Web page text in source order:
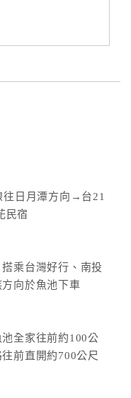
往日月潭方向→台21
民宿
乘台灣好行、南投
向於魚池下車
全家往前約100公
前直開約700公尺